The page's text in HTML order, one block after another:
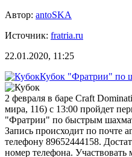
Автор: antoSKA
Источник: fratria.ru
22.01.2020, 11:25
Кубок "Фратрии" по
2 февраля в баре Craft
мира, 116) с 13:00 пройдет
"Фратрии" по быстрым
Запись происходит по почте
телефону 89652444158.
номер телефона.